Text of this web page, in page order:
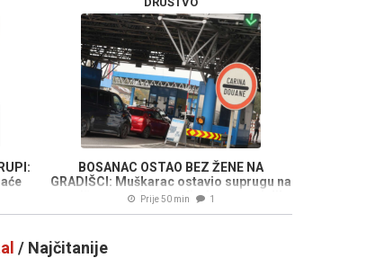
BOSANAC OSTAO BEZ ŽENE NA
GRADIŠCI: Muškarac ostavio suprugu na
graničnom prelazu i odjurio, ona mislila
Prije 50 min 1
/ Najčitanije